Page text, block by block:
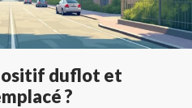
duflot et
?